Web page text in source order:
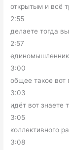
открытым и всё
2:55
делаете тогда
2:57
3:00
общее такое вот
3:03
идёт вот знаете
3:05
коллективного
3:08